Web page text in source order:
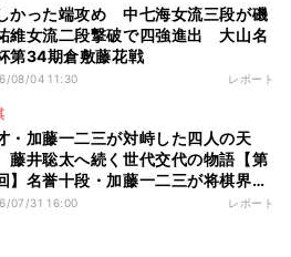
かった端攻め 中七海女流三段が磯
維女流二段撃破で四強進出 大山名
第34期倉敷藤花戦
08/04 11:30 レポート
・加藤一二三が対峙した四人の天
井聡太へ続く世代交代の物語【第
】名誉十段・加藤一二三が将棋界に
たもの
07/31 16:00 レポート